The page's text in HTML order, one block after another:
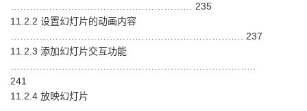
………………………………………………… 235
11.2.2 设置幻灯片的动画内容
………………………………………………………………. 237
11.2.3 添加幻灯片交互功能
241
11.2.4 放映幻灯片